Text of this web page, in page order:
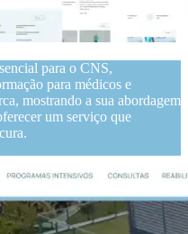
para o CNS,
para médicos e
mostrando a sua abordagem
um serviço que